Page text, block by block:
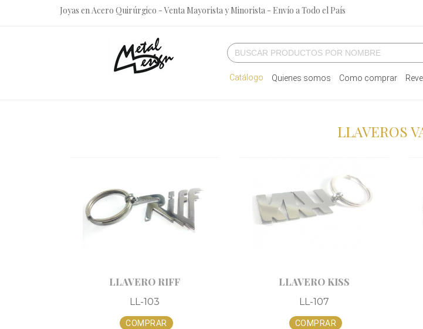
Joyas en Acero Quirúrgico - Venta Mayorista y Minorista - Envío a Todo el País
Catálogo Quienes somos Como comprar
LLAVEROS
LLAVERO RIFF
LL-103
COMPRAR
LLAVERO KISS
LL-107
COMPRAR